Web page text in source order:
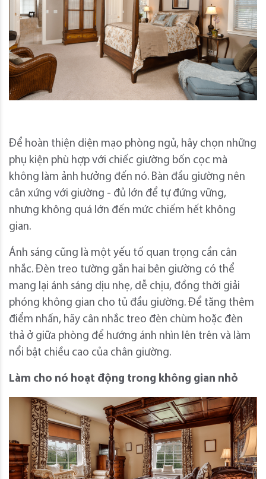
Để hoàn thiện diện mạo phòng ngủ, hãy chọn những
phụ kiện phù hợp với chiếc giường bốn cọc mà
không làm ảnh hưởng đến nó. Bàn đầu giường nên
cân xứng với giường - đủ lớn để tự đứng vững,
nhưng không quá lớn đến mức chiếm hết không
gian.
Ánh sáng cũng là một yếu tố quan trọng cần cân
nhắc. Đèn treo tường gắn hai bên giường có thể
mang lại ánh sáng dịu nhẹ, dễ chịu, đồng thời giải
phóng không gian cho tủ đầu giường. Để tăng thêm
điểm nhấn, hãy cân nhắc treo đèn chùm hoặc đèn
thả ở giữa phòng để hướng ánh nhìn lên trên và làm
nổi bật chiều cao của chân giường.
Làm cho nó hoạt động trong không gian nhỏ